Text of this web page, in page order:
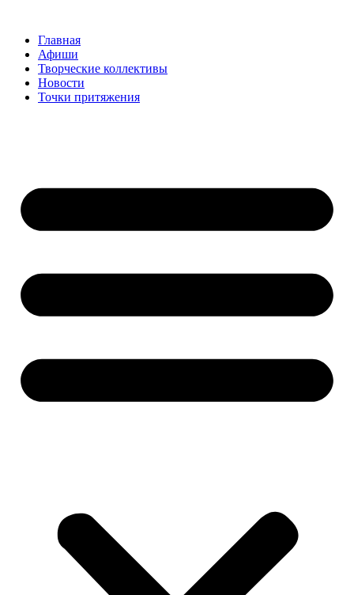
содержимому
Главная
Афиши
Творческие коллективы
Новости
Точки притяжения